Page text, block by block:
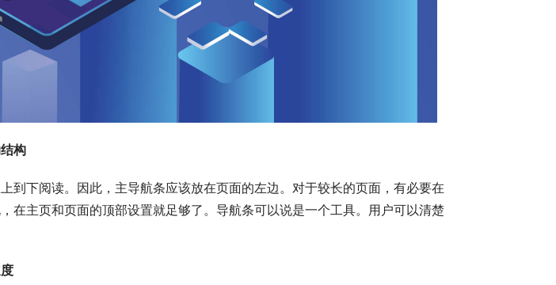
构
到下阅读。因此，主导航条应该放在页面的左边。对于较长的页面，有必要在
在主页和页面的顶部设置就足够了。导航条可以说是一个工具。用户可以清楚